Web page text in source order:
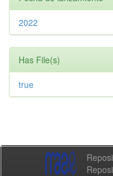
2022
Has File(s)
true